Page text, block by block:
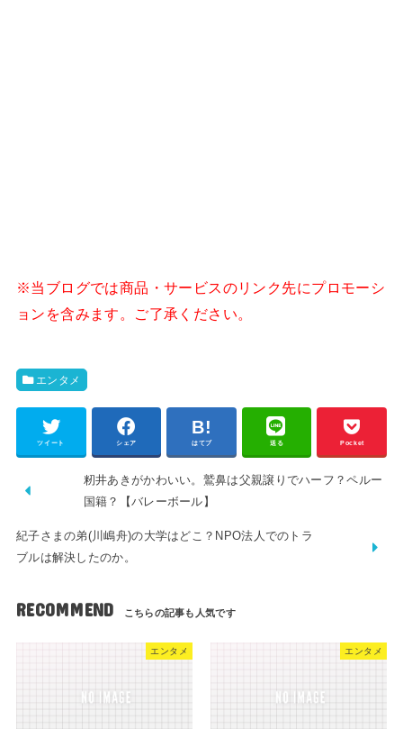
※当ブログでは商品・サービスのリンク先にプロモーシ
ョンを含みます。ご了承ください。
エンタメ
ツイート シェア はてブ 送る Pocket
籾井あきがかわいい。鷲鼻は父親譲りでハーフ？ペルー
国籍？【バレーボール】
紀子さまの弟(川嶋舟)の大学はどこ？NPO法人でのトラ
ブルは解決したのか。
RECOMMEND
エンタメ エンタメ